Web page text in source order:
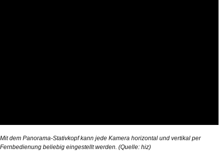
Mit dem Panorama-Stativkopf kann jede Kamera horizontal und vertikal per
Fernbedienung beliebig eingestellt werden. (Quelle: hiz)